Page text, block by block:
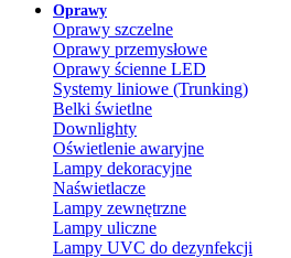
Oprawy
Oprawy szczelne
Oprawy przemysłowe
Oprawy ścienne LED
Systemy liniowe (Trunking)
Belki świetlne
Downlighty
Oświetlenie awaryjne
Lampy dekoracyjne
Naświetlacze
Lampy zewnętrzne
Lampy uliczne
Lampy UVC do dezynfekcji